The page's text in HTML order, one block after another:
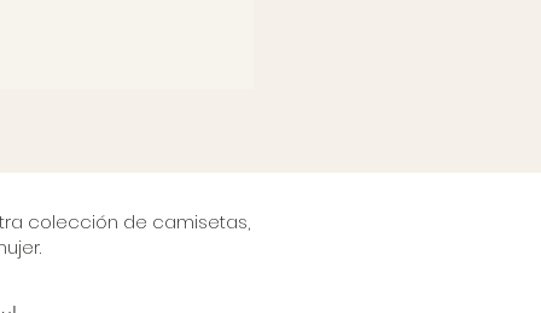
colección de camisetas,